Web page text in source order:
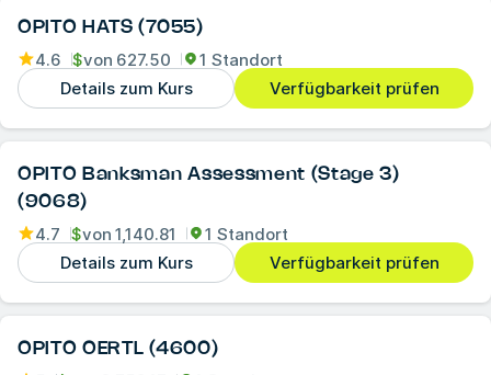
OPITO HATS (7055)
4.6 $von 627.50
1 Standort
Details zum Kurs
Verfügbarkeit prüfen
OPITO Banksman Assessment (Stage 3)
(9068)
4.7 $von 1,140.81
1 Standort
Details zum Kurs
Verfügbarkeit prüfen
OPITO OERTL (4600)